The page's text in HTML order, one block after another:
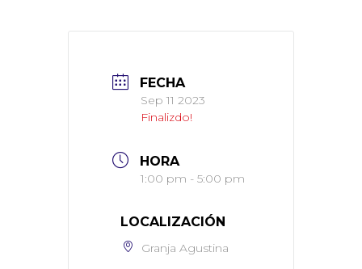
FECHA
Sep 11 2023
Finalizdo!
HORA
1:00 pm - 5:00 pm
LOCALIZACIÓN
Granja Agustina